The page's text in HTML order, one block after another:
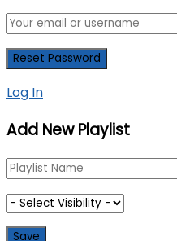
Log In
Add New Playlist